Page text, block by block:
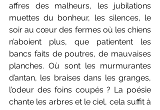
affres des malheurs, les jubilations
muettes du bonheur, les silences, le
soir au cœur des fermes où les chiens
n’aboient plus, que patientent les
bancs faits de poutres, de mauvaises
planches. Où sont les murmurantes
d’antan, les braises dans les granges,
l’odeur des foins coupés ? La poésie
chante les arbres et le ciel, cela suffit à